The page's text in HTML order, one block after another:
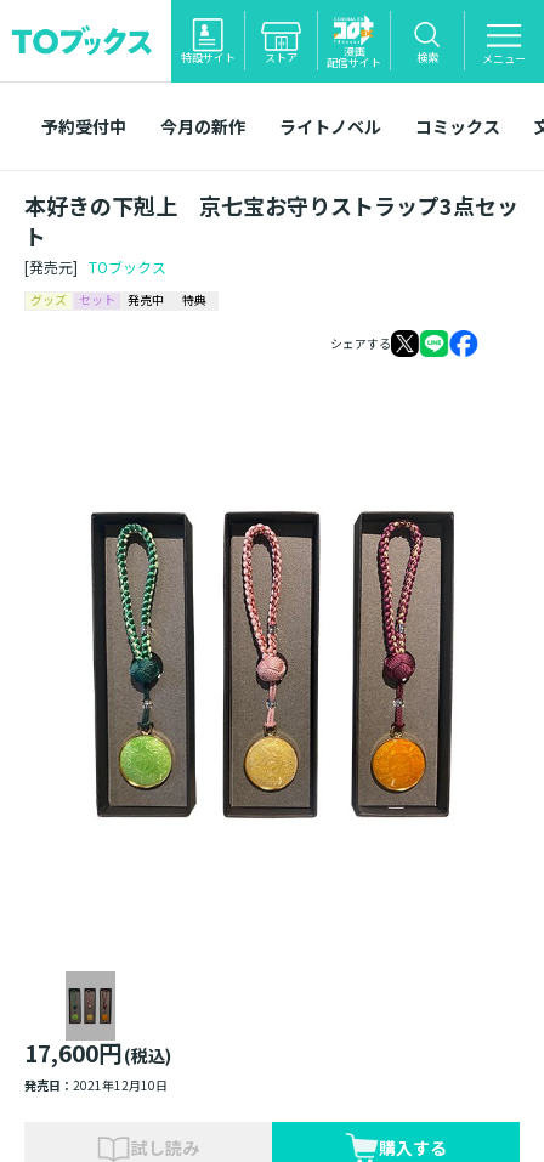
特設サイト ストア 漫画
配信サイト 検索 メニュー
予約受付中 今月の新作 ライトノベル コミックス
本好きの下剋上 京七宝お守りストラップ3点セッ
ト
[発売元] TOブックス
グッズ セット 発売中 特典
シェアする
17,600円(税込)
発売日： 2021年12月10日
試し読み 購入する